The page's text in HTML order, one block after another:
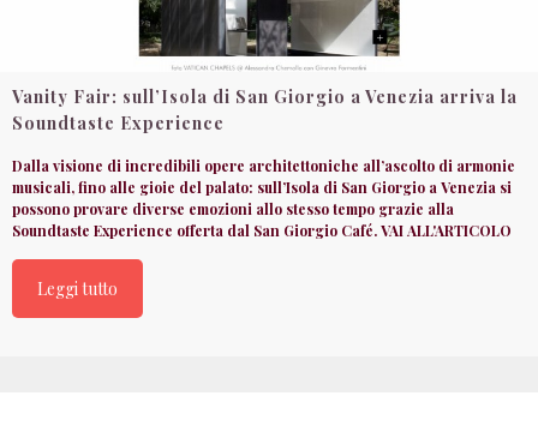
Vanity Fair: sull’Isola di San Giorgio a Venezia arriva la
Soundtaste Experience
Dalla visione di incredibili opere architettoniche all’ascolto di armonie
musicali, fino alle gioie del palato: sull’Isola di San Giorgio a Venezia si
possono provare diverse emozioni allo stesso tempo grazie alla
Soundtaste Experience offerta dal San Giorgio Café. VAI ALL'ARTICOLO
Leggi tutto